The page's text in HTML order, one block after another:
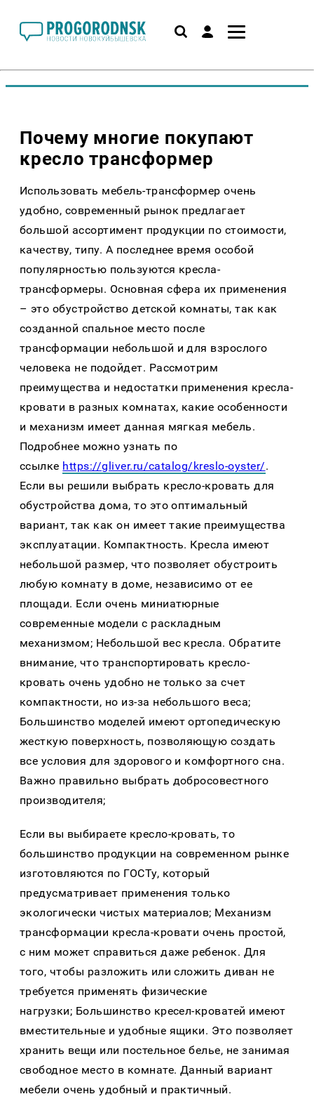
Почему многие покупают
кресло трансформер
Использовать мебель-трансформер очень
удобно, современный рынок предлагает
большой ассортимент продукции по стоимости,
качеству, типу. А последнее время особой
популярностью пользуются кресла-
трансформеры. Основная сфера их применения
– это обустройство детской комнаты, так как
созданной спальное место после
трансформации небольшой и для взрослого
человека не подойдет. Рассмотрим
преимущества и недостатки применения кресла-
кровати в разных комнатах, какие особенности
и механизм имеет данная мягкая мебель.
Подробнее можно узнать по
ссылке https://gliver.ru/catalog/kreslo-oyster/.
Если вы решили выбрать кресло-кровать для
обустройства дома, то это оптимальный
вариант, так как он имеет такие преимущества
эксплуатации. Компактность. Кресла имеют
небольшой размер, что позволяет обустроить
любую комнату в доме, независимо от ее
площади. Если очень миниатюрные
современные модели с раскладным
механизмом; Небольшой вес кресла. Обратите
внимание, что транспортировать кресло-
кровать очень удобно не только за счет
компактности, но из-за небольшого веса;
Большинство моделей имеют ортопедическую
жесткую поверхность, позволяющую создать
все условия для здорового и комфортного сна.
Важно правильно выбрать добросовестного
производителя;
Если вы выбираете кресло-кровать, то
большинство продукции на современном рынке
изготовляются по ГОСТу, который
предусматривает применения только
экологически чистых материалов; Механизм
трансформации кресла-кровати очень простой,
с ним может справиться даже ребенок. Для
того, чтобы разложить или сложить диван не
требуется применять физические
нагрузки; Большинство кресел-кроватей имеют
вместительные и удобные ящики. Это позволяет
хранить вещи или постельное белье, не занимая
свободное место в комнате. Данный вариант
мебели очень удобный и практичный.